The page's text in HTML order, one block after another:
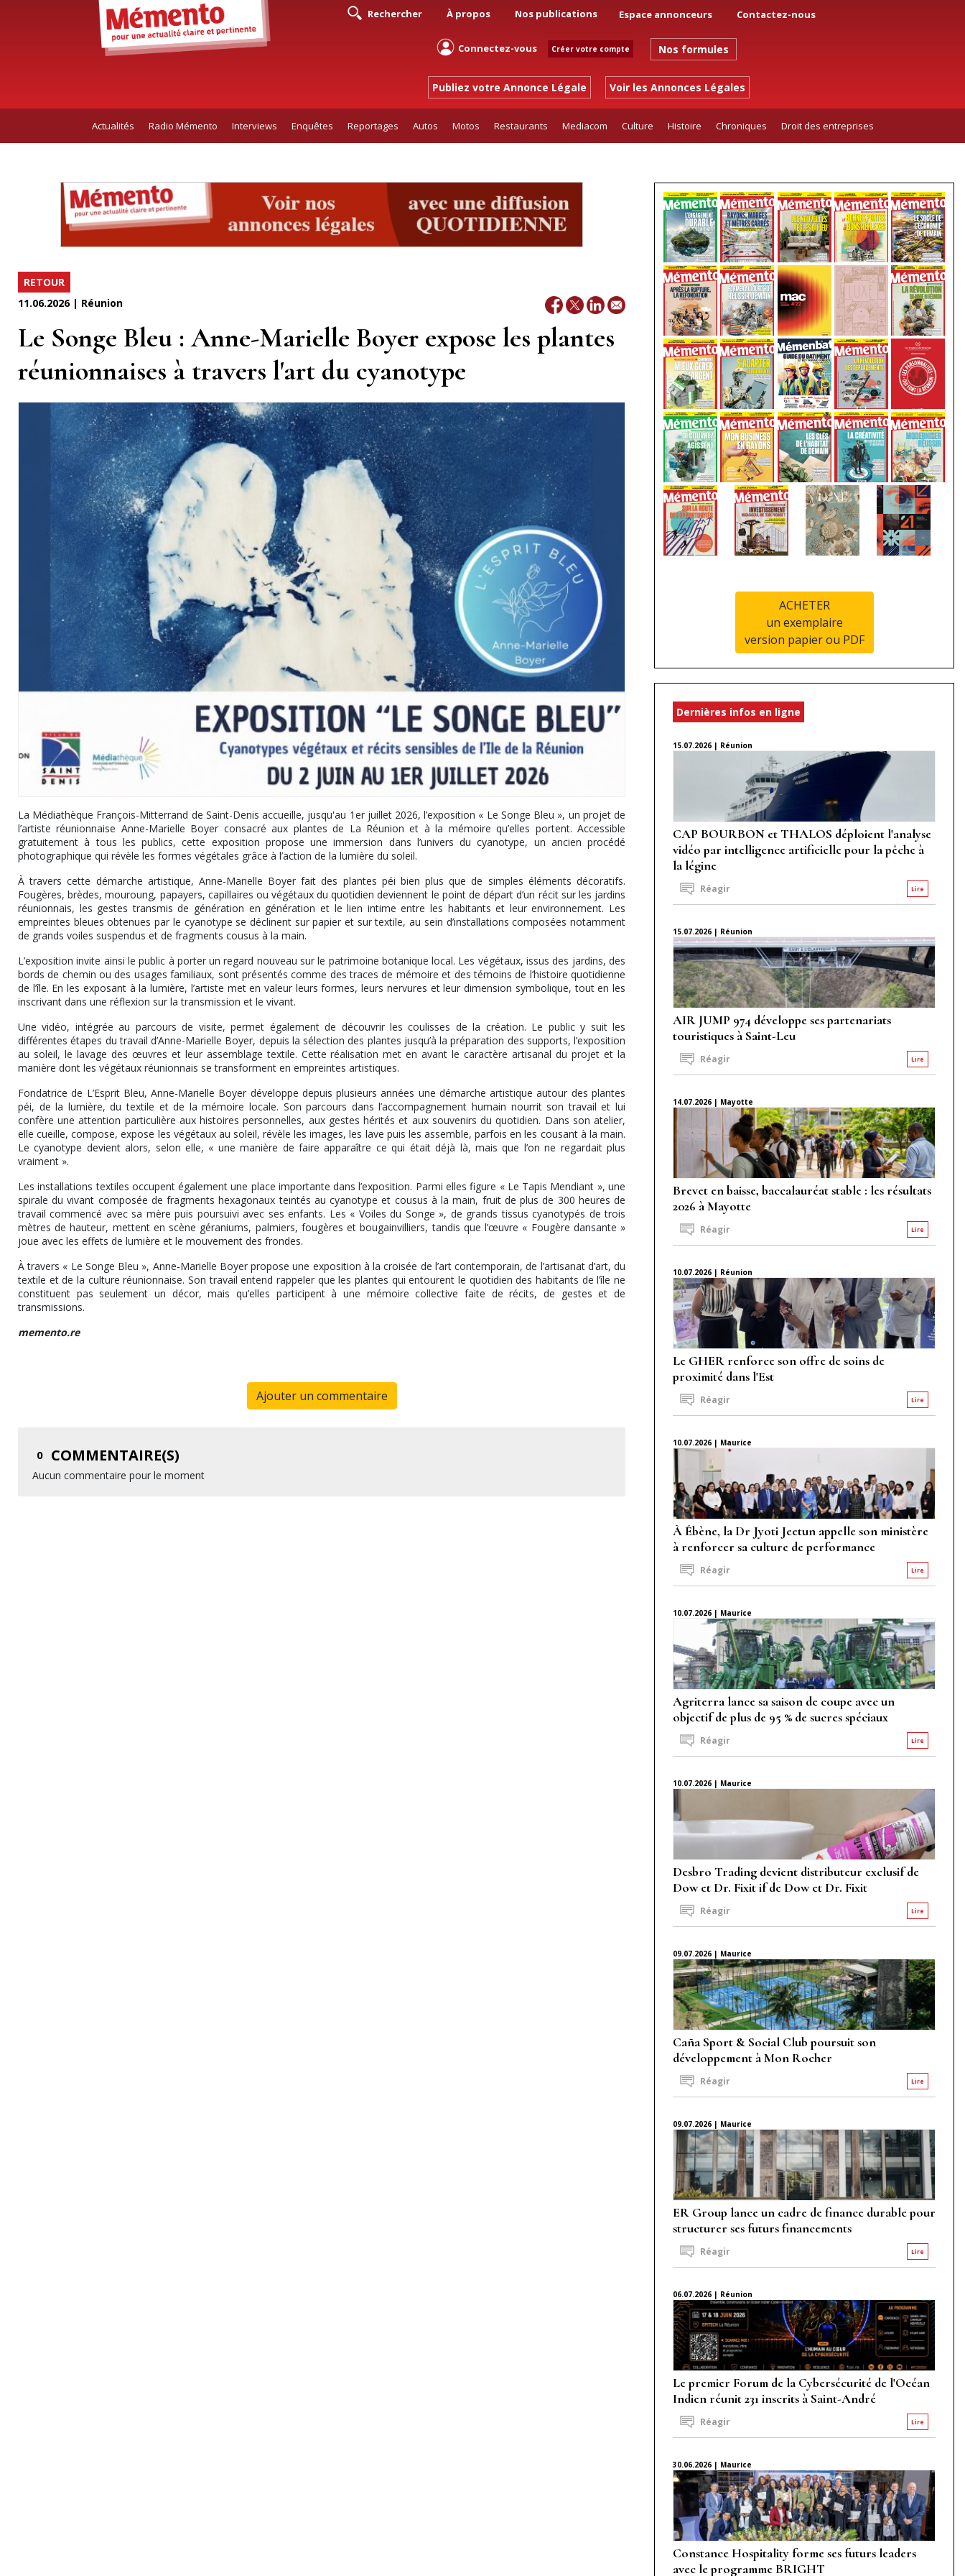
Rechercher À propos Nos publications Espace annonceurs Contactez-nous
Connectez-vous Créer votre compte Nos formules
Publiez votre Annonce Légale Voir les Annonces Légales
Actualités Radio Mémento Interviews Enquêtes Reportages Autos Motos Restaurants Mediacom Culture Histoire Chroniques Droit des entreprises
RETOUR
11.06.2026 | Réunion
Le Songe Bleu : Anne-Marielle Boyer expose les plantes
réunionnaises à travers l'art du cyanotype
La Médiathèque François-Mitterrand de Saint-Denis accueille, jusqu'au 1er juillet 2026, l’exposition « Le Songe Bleu », un projet de
l’artiste réunionnaise Anne-Marielle Boyer consacré aux plantes de La Réunion et à la mémoire qu’elles portent. Accessible
gratuitement à tous les publics, cette exposition propose une immersion dans l’univers du cyanotype, un ancien procédé
photographique qui révèle les formes végétales grâce à l’action de la lumière du soleil.
À travers cette démarche artistique, Anne-Marielle Boyer fait des plantes péi bien plus que de simples éléments décoratifs.
Fougères, brèdes, mouroung, papayers, capillaires ou végétaux du quotidien deviennent le point de départ d’un récit sur les jardins
réunionnais, les gestes transmis de génération en génération et le lien intime entre les habitants et leur environnement. Les
empreintes bleues obtenues par le cyanotype se déclinent sur papier et sur textile, au sein d’installations composées notamment
de grands voiles suspendus et de fragments cousus à la main.
L’exposition invite ainsi le public à porter un regard nouveau sur le patrimoine botanique local. Les végétaux, issus des jardins, des
bords de chemin ou des usages familiaux, sont présentés comme des traces de mémoire et des témoins de l’histoire quotidienne
de l’île. En les exposant à la lumière, l’artiste met en valeur leurs formes, leurs nervures et leur dimension symbolique, tout en les
inscrivant dans une réflexion sur la transmission et le vivant.
Une vidéo, intégrée au parcours de visite, permet également de découvrir les coulisses de la création. Le public y suit les
différentes étapes du travail d’Anne-Marielle Boyer, depuis la sélection des plantes jusqu’à la préparation des supports, l’exposition
au soleil, le lavage des œuvres et leur assemblage textile. Cette réalisation met en avant le caractère artisanal du projet et la
manière dont les végétaux réunionnais se transforment en empreintes artistiques.
Fondatrice de L’Esprit Bleu, Anne-Marielle Boyer développe depuis plusieurs années une démarche artistique autour des plantes
péi, de la lumière, du textile et de la mémoire locale. Son parcours dans l’accompagnement humain nourrit son travail et lui
confère une attention particulière aux histoires personnelles, aux gestes hérités et aux souvenirs du quotidien. Dans son atelier,
elle cueille, compose, expose les végétaux au soleil, révèle les images, les lave puis les assemble, parfois en les cousant à la main.
Le cyanotype devient alors, selon elle, « une manière de faire apparaître ce qui était déjà là, mais que l’on ne regardait plus
vraiment ».
Les installations textiles occupent également une place importante dans l’exposition. Parmi elles figure « Le Tapis Mendiant », une
spirale du vivant composée de fragments hexagonaux teintés au cyanotype et cousus à la main, fruit de plus de 300 heures de
travail commencé avec sa mère puis poursuivi avec ses enfants. Les « Voiles du Songe », de grands tissus cyanotypés de trois
mètres de hauteur, mettent en scène géraniums, palmiers, fougères et bougainvilliers, tandis que l’œuvre « Fougère dansante »
joue avec les effets de lumière et le mouvement des frondes.
À travers « Le Songe Bleu », Anne-Marielle Boyer propose une exposition à la croisée de l’art contemporain, de l’artisanat d’art, du
textile et de la culture réunionnaise. Son travail entend rappeler que les plantes qui entourent le quotidien des habitants de l’île ne
constituent pas seulement un décor, mais qu’elles participent à une mémoire collective faite de récits, de gestes et de
transmissions.
memento.re
Ajouter un commentaire
0 COMMENTAIRE(S)
Aucun commentaire pour le moment
ACHETER
un exemplaire
version papier ou PDF
Dernières infos en ligne
15.07.2026 | Réunion
CAP BOURBON et THALOS déploient l'analyse
vidéo par intelligence artificielle pour la pêche à
la légine
Lire
Réagir
15.07.2026 | Réunion
AIR JUMP 974 développe ses partenariats
touristiques à Saint-Leu
Lire
Réagir
14.07.2026 | Mayotte
Brevet en baisse, baccalauréat stable : les résultats
2026 à Mayotte
Lire
Réagir
10.07.2026 | Réunion
Le GHER renforce son offre de soins de
proximité dans l'Est
Lire
Réagir
10.07.2026 | Maurice
À Ébène, la Dr Jyoti Jeetun appelle son ministère
à renforcer sa culture de performance
Lire
Réagir
10.07.2026 | Maurice
Agriterra lance sa saison de coupe avec un
objectif de plus de 95 % de sucres spéciaux
Lire
Réagir
10.07.2026 | Maurice
Desbro Trading devient distributeur exclusif de
Dow et Dr. Fixit if de Dow et Dr. Fixit
Lire
Réagir
09.07.2026 | Maurice
Caña Sport & Social Club poursuit son
développement à Mon Rocher
Lire
Réagir
09.07.2026 | Maurice
ER Group lance un cadre de finance durable pour
structurer ses futurs financements
Lire
Réagir
06.07.2026 | Réunion
Le premier Forum de la Cybersécurité de l'Océan
Indien réunit 231 inscrits à Saint-André
Lire
Réagir
30.06.2026 | Maurice
Constance Hospitality forme ses futurs leaders
avec le programme BRIGHT